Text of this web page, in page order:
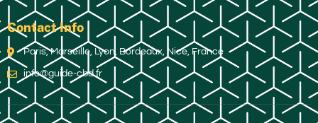
Contact Info
Paris, Marseille, Lyon, Bordeaux, Nice, France
info@guide-cbd.fr